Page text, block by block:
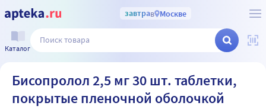
завтрав Москве
Каталог
Бисопролол 2,5 мг 30 шт. таблетки,
покрытые пленочной оболочкой